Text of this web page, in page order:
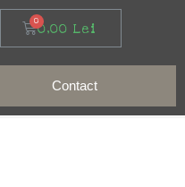
0,00 Lei
Contact